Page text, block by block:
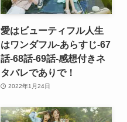
愛はビューティフル人生
はワンダフル-あらすじ-67
話-68話-69話-感想付きネ
タバレでありで！
2022年1月24日